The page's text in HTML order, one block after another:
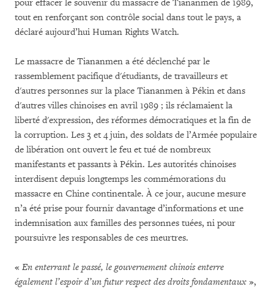
pour effacer le souvenir du massacre de Tiananmen de 1989,
tout en renforçant son contrôle social dans tout le pays, a
déclaré aujourd’hui Human Rights Watch.
Le massacre de Tiananmen a été déclenché par le
rassemblement pacifique d'étudiants, de travailleurs et
d'autres personnes sur la place Tiananmen à Pékin et dans
d'autres villes chinoises en avril 1989 ; ils réclamaient la
liberté d'expression, des réformes démocratiques et la fin de
la corruption. Les 3 et 4 juin, des soldats de l’Armée populaire
de libération ont ouvert le feu et tué de nombreux
manifestants et passants à Pékin. Les autorités chinoises
interdisent depuis longtemps les commémorations du
massacre en Chine continentale. À ce jour, aucune mesure
n’a été prise pour fournir davantage d’informations et une
indemnisation aux familles des personnes tuées, ni pour
poursuivre les responsables de ces meurtres.
« En enterrant le passé, le gouvernement chinois enterre
également l’espoir d’un futur respect des droits fondamentaux »,